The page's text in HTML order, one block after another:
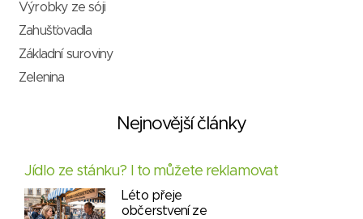
Výrobky ze sóji
Zahušťovadla
Základní suroviny
Zelenina
Nejnovější články
Jídlo ze stánku? I to můžete reklamovat
Léto přeje
občerstvení ze